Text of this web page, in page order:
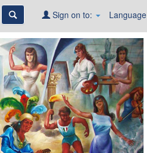
Language
Sign on to: